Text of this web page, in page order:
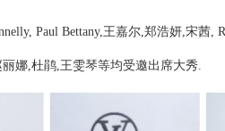
Paul Bettany,王嘉尔,郑浩妍,宋茜,
丽娜,杜鹃,王雯琴等均受邀出席大秀.